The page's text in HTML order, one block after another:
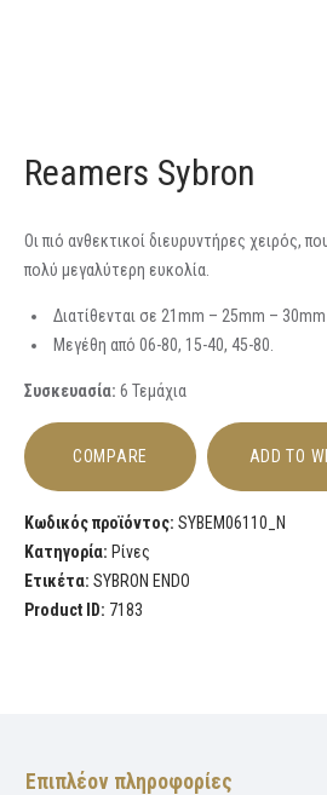
Reamers Sybron
Οι πιό ανθεκτικοί διευρυντήρες χειρός,
πολύ μεγαλύτερη ευκολία.
Διατίθενται σε 21mm – 25mm – 30mm
Μεγέθη από 06-80, 15-40, 45-80.
Συσκευασία: 6 Τεμάχια
COMPARE ADD TO
Κωδικός προϊόντος: SYBEM06110_N
Κατηγορία: Ρίνες
Ετικέτα: SYBRON ENDO
Product ID: 7183
Επιπλέον πληροφορίες